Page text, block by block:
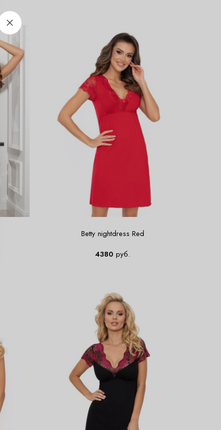
Betty nightdress Red
4380 руб.